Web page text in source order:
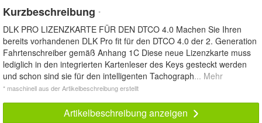
Kurzbeschreibung *
DLK PRO LIZENZKARTE FÜR DEN DTCO 4.0 Machen Sie Ihren
bereits vorhandenen DLK Pro fit für den DTCO 4.0 der 2. Generation
Fahrtenschreiber gemäß Anhang 1C Diese neue Lizenzkarte muss
lediglich in den integrierten Kartenleser des Keys gesteckt werden
und schon sind sie für den intelligenten Tachograph... Mehr
* maschinell aus der Artikelbeschreibung erstellt
Artikelbeschreibung anzeigen